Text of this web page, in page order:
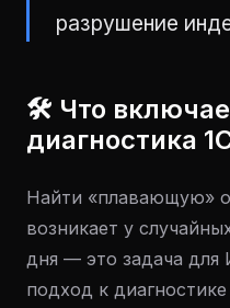
разрушение
🛠 Что
диагностика
Найти «плавающую»
возникает у
дня — это задача
подход к